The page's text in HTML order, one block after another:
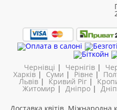
Чернівці | Чернігів|
Харків | Суми | Рівне |
Львів| Кривий Ріг|
Житомир | Дніпро|